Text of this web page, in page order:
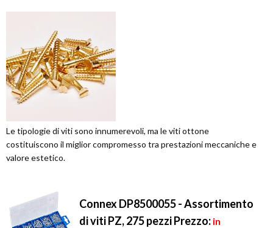
Le tipologie di viti sono innumerevoli, ma le viti ottone
costituiscono il miglior compromesso tra prestazioni meccaniche e
valore estetico.
Connex DP8500055 - Assortimento
di viti PZ, 275 pezziPrezzo: in